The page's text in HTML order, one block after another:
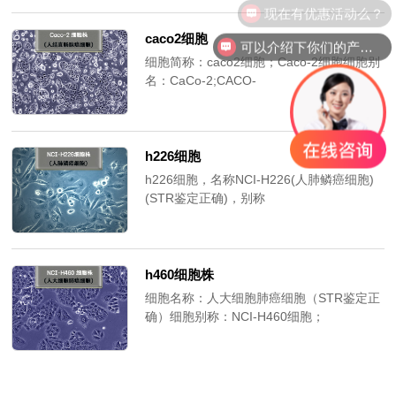
caco2细胞
细胞简称：caco2细胞；Caco-2细胞细胞别
名：CaCo-2;CACO-
2/ATCC；Caco-2细胞分离自直肠原位癌；
当长到满时，Caco-2细胞表现出特征性的肠
上皮细胞分化。Caco-2细胞表达维甲酸结合
蛋白I和维甲酸结合蛋白Ⅱ，并呈角质蛋白阳
性。
h226细胞
h226细胞，名称NCI-H226(人肺鳞癌细胞)
(STR鉴定正确)，别称
货号：TCH-G279；
h460细胞株
细胞名称：人大细胞肺癌细胞（STR鉴定正
确）细胞别称：NCI-H460细胞；
可以介绍下你们的产品么？
现在有优惠活动么？